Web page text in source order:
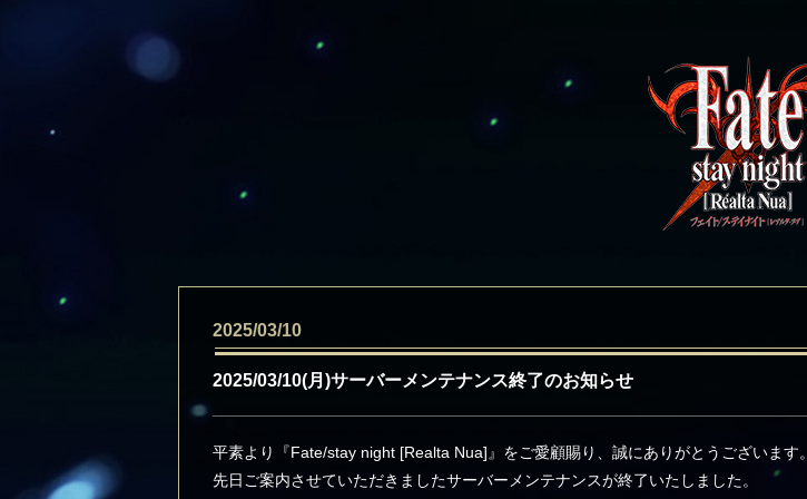
2025/03/10
2025/03/10(月)サーバーメンテナンス終了のお知らせ
平素より『Fate/stay night [Realta Nua]』をご愛顧賜り、誠にありがとうございます。
先日ご案内させていただきましたサーバーメンテナンスが終了いたしました。